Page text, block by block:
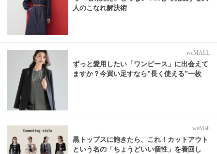
人のこなれ解決術
weMALL
ずっと愛用したい「ワンピース」に出会えて
ますか？今買い足すなら”長く使える”一枚
weMall
黒トップスに飽きたら、これ！カットアウト
という名の「ちょうどいい個性」を着回し